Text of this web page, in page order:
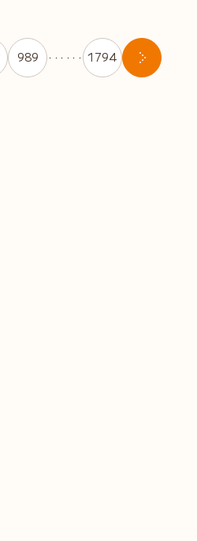
989 ・・・・・・ 1794